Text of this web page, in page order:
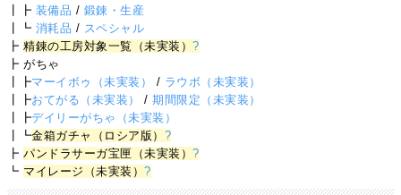
┃┣ 装備品 / 鍛錬・生産
┃┗ 消耗品 / スペシャル
┣精錬の工房対象一覧（未実装）?
┣ がちゃ
┃┣マーイボゥ（未実装） / ラウボ（未実装）
┃┣おてがる（未実装） /期間限定（未実装）
┃┣デイリーがちゃ（未実装）
┃┗金箱ガチャ（ロシア版） ?
┣パンドラサーガ宝匣（未実装）?
┗ マイレージ（未実装）?